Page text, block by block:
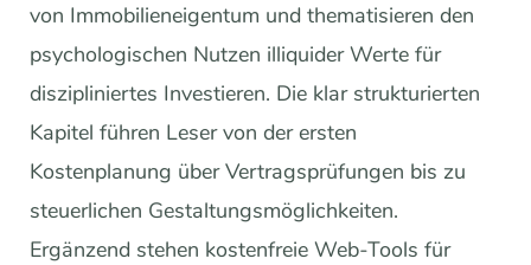
von Immobilieneigentum und thematisieren den
psychologischen Nutzen illiquider Werte für
diszipliniertes Investieren. Die klar strukturierten
Kapitel führen Leser von der ersten
Kostenplanung über Vertragsprüfungen bis zu
steuerlichen Gestaltungsmöglichkeiten.
Ergänzend stehen kostenfreie Web-Tools für